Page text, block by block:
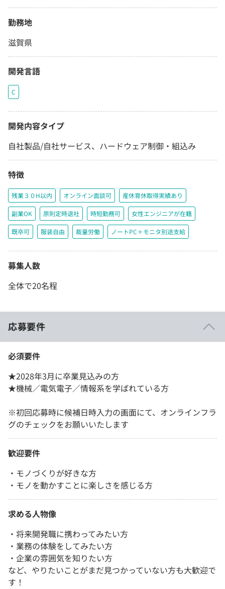
勤務地
滋賀県
開発言語
C
開発内容タイプ
自社製品/自社サービス、ハードウェア制御・組込み
特徴
残業３０H以内 オンライン面談可 産休育休取得実績あり
副業OK 原則定時退社 時短勤務可 女性エンジニアが在籍
既卒可 服装自由 裁量労働 ノートPC＋モニタ別途支給
募集人数
全体で20名程
応募要件
必須要件
★2028年3月に卒業見込みの方
★機械／電気電子／情報系を学ばれている方
※初回応募時に候補日時入力の画面にて、オンラインフラ
グのチェックをお願いいたします
歓迎要件
・モノづくりが好きな方
・モノを動かすことに楽しさを感じる方
求める人物像
・将来開発職に携わってみたい方
・業務の体験をしてみたい方
・企業の雰囲気を知りたい方
など、やりたいことがまだ見つかっていない方も大歓迎で
す！